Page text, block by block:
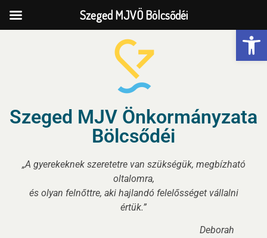
Szeged MJV Önkormányzata
Bölcsődéi
„A gyerekeknek szeretetre van szükségük, megbízható
oltalomra,
és olyan felnőttre, aki hajlandó felelősséget vállalni
értük.”
Deborah
Szeged MJVÖ Bölcsődéi